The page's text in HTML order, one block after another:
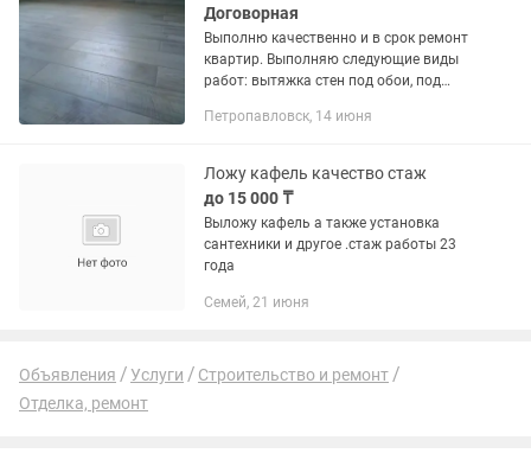
Договорная
Выполню качественно и в срок ремонт
квартир. Выполняю следующие виды
работ: вытяжка стен под обои, под
Выложу кафель любой. Работы с
Петропавловск, 14 июня
Ложу кафель качество стаж
до 15 000 ₸
Выложу кафель а также установка
сантехники и другое .стаж работы 23
года
Семей, 21 июня
Объявления Услуги
Строительство и ремонт
Отделка, ремонт